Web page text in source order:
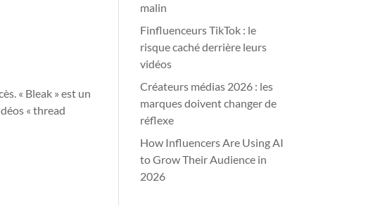
« Bleak » est un
« thread
malin
Finfluenceurs TikTok : le
risque caché derrière leurs
vidéos
Créateurs médias 2026 : les
marques doivent changer de
réflexe
How Influencers Are Using AI
to Grow Their Audience in
2026